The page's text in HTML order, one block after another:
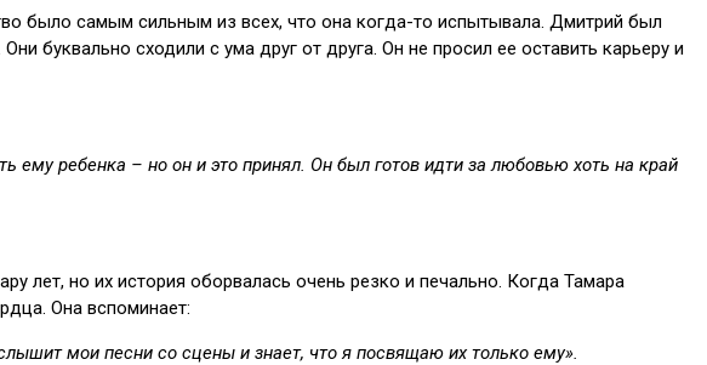
было самым сильным из всех, что она когда-то испытывала. Дмитрий был
буквально сходили с ума друг от друга. Он не просил ее оставить карьеру и
ему ребенка – но он и это принял. Он был готов идти за любовью хоть на край
лет, но их история оборвалась очень резко и печально. Когда Тамара
Она вспоминает:
мои песни со сцены и знает, что я посвящаю их только ему».